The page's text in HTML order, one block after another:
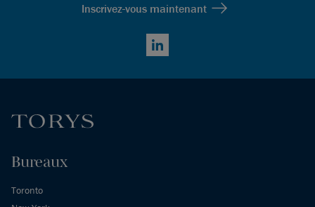
Inscrivez-vous maintenant
LinkedIn
Bureaux
Toronto